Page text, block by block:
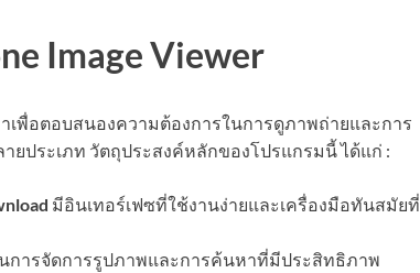
Image Viewer
เพื่อตอบสนองความต้องการในการดูภาพถ่ายและการ
ประเภท วัตถุประสงค์หลักของโปรแกรมนี้ ได้แก่ :
มีอินเทอร์เฟซที่ใช้งานง่ายและเครื่องมือทันสมัยที่
ารจัดการรูปภาพและการค้นหาที่มีประสิทธิภาพ